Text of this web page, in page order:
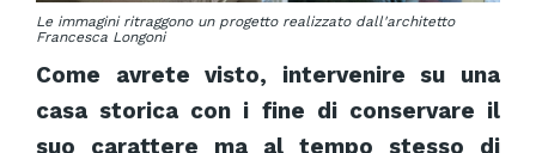
Le immagini ritraggono un progetto realizzato dall'architetto
Francesca Longoni
Come avrete visto, intervenire su una
casa storica con i fine di conservare il
suo carattere ma al tempo stesso di